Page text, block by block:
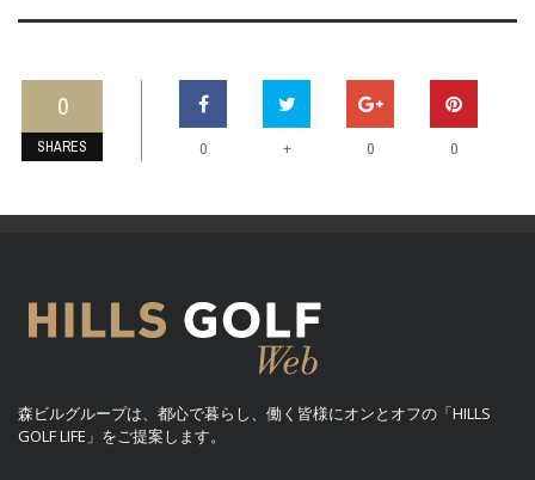
0
SHARES 0 + 0 0
森ビルグループは、都心で暮らし、働く皆様にオンとオフの「HILLS
GOLF LIFE」をご提案します。